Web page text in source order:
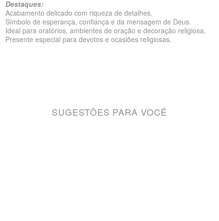
Destaques:
Acabamento delicado com riqueza de detalhes.
Símbolo de esperança, confiança e da mensagem de Deus.
Ideal para oratórios, ambientes de oração e decoração religiosa.
Presente especial para devotos e ocasiões religiosas.
SUGESTÕES PARA VOCÊ